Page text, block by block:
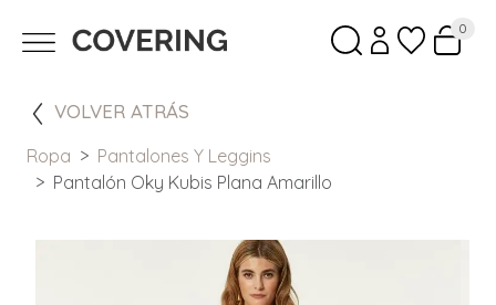
0
VOLVER ATRÁS
Ropa
Pantalones Y Leggins
Pantalón Oky Kubis Plana Amarillo